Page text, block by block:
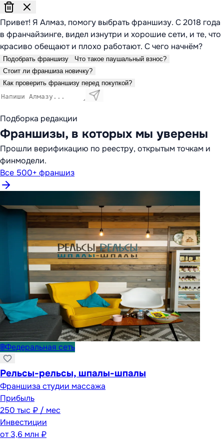
Привет! Я Алмаз, помогу выбрать франшизу. С 2018 года
в франчайзинге, видел изнутри и хорошие сети, и те, что
красиво обещают и плохо работают. С чего начнём?
Подобрать франшизу
Что такое паушальный взнос?
Стоит ли франшиза новичку?
Как проверить франшизу перед покупкой?
Подборка редакции
Франшизы, в которых мы уверены
Прошли верификацию по реестру, открытым точкам и
финмодели.
Все 500+ франшиз
🌐Федеральная сеть
Рельсы-рельсы, шпалы-шпалы
Франшиза студии массажа
Прибыль
250 тыс ₽ / мес
Инвестиции
от3,6 млн ₽